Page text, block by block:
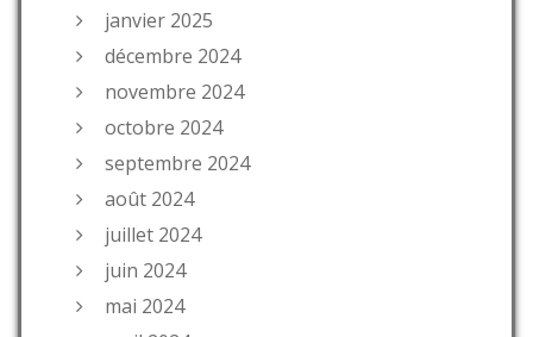
janvier 2025
décembre 2024
novembre 2024
octobre 2024
septembre 2024
août 2024
juillet 2024
juin 2024
mai 2024